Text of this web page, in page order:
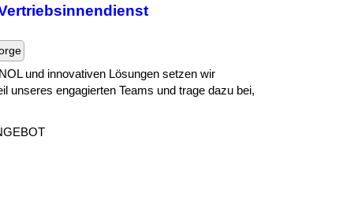
und innovativen Lösungen setzen wir
unseres engagierten Teams und trage dazu bei,